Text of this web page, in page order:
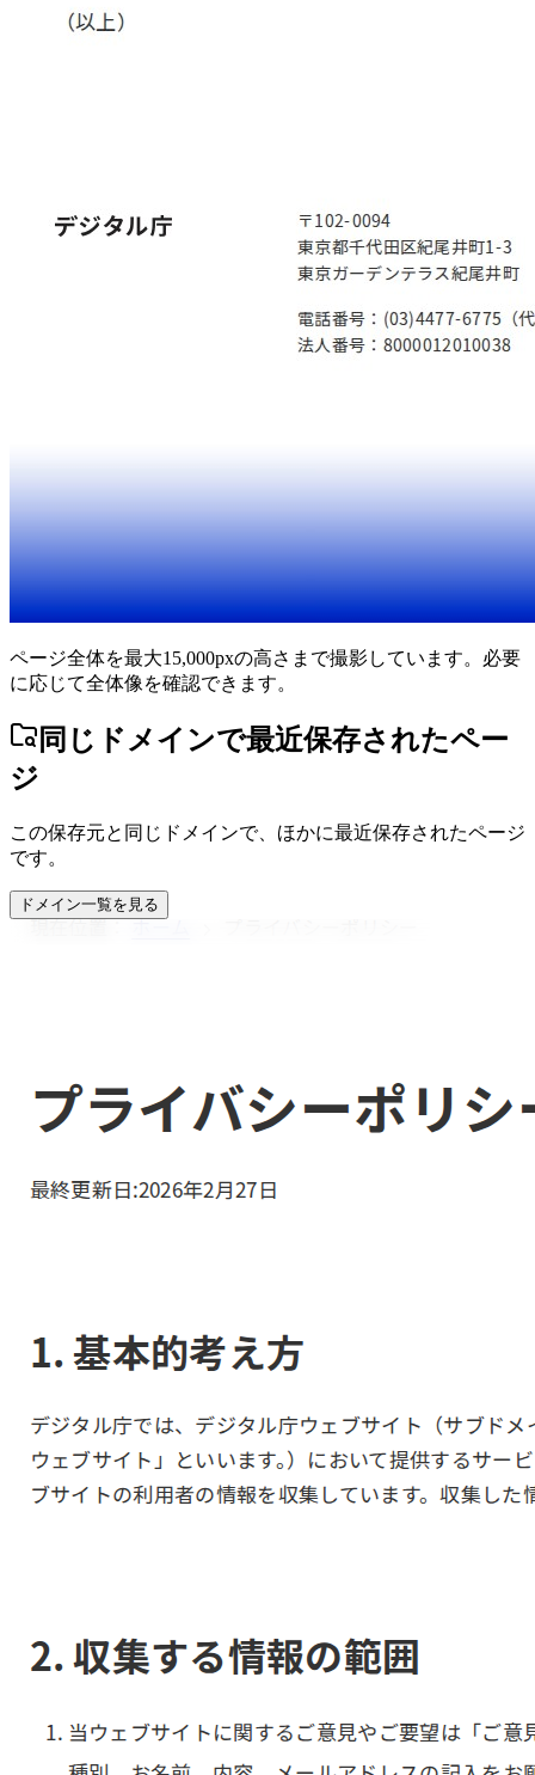
ページ全体を最大15,000pxの高さまで撮影しています。必要
に応じて全体像を確認できます。
同じドメインで最近保存されたペー
ジ
この保存元と同じドメインで、ほかに最近保存されたページ
です。
ドメイン一覧を見る